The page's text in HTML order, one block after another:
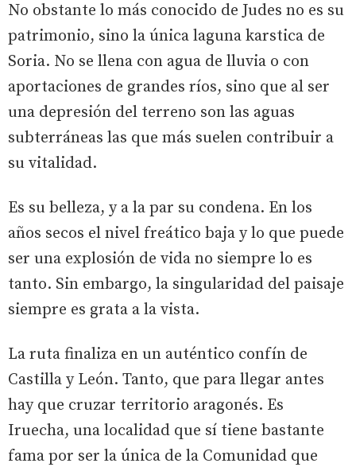
No obstante lo más conocido de Judes no es su
patrimonio, sino la única laguna karstica de
Soria. No se llena con agua de lluvia o con
aportaciones de grandes ríos, sino que al ser
una depresión del terreno son las aguas
subterráneas las que más suelen contribuir a
su vitalidad.
Es su belleza, y a la par su condena. En los
años secos el nivel freático baja y lo que puede
ser una explosión de vida no siempre lo es
tanto. Sin embargo, la singularidad del paisaje
siempre es grata a la vista.
La ruta finaliza en un auténtico confín de
Castilla y León. Tanto, que para llegar antes
hay que cruzar territorio aragonés. Es
Iruecha, una localidad que sí tiene bastante
fama por ser la única de la Comunidad que